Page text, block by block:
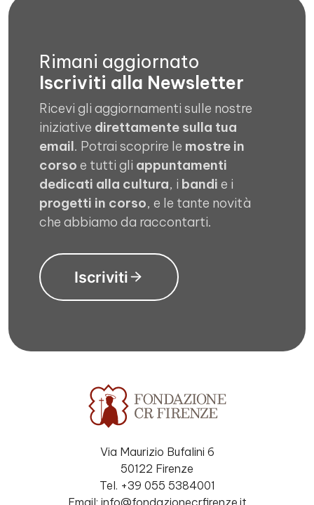
Rimani aggiornato
Iscriviti alla Newsletter
Ricevi gli aggiornamenti sulle nostre
iniziative direttamente sulla tua
email. Potrai scoprire le mostre in
corso e tutti gli appuntamenti
dedicati alla cultura, i bandi e i
progetti in corso, e le tante novità
che abbiamo da raccontarti.
Iscriviti
Via Maurizio Bufalini 6
50122 Firenze
Tel. +39 055 5384001
Email: info@fondazionecrfirenze.it